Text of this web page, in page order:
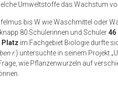
Umweltstoffe das Wachstum
bis W wie Waschmittel oder
80 Schülerinnen und Schüler46
Platz im Fachgebiet Biologie durfte
r.) untersuchte in seinem Projekt
wie Pflanzenwurzeln auf